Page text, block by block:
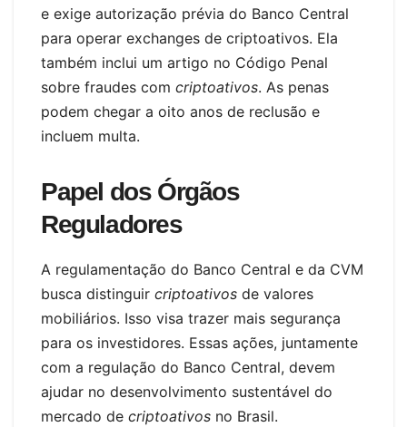
e exige autorização prévia do Banco Central
para operar exchanges de criptoativos. Ela
também inclui um artigo no Código Penal
sobre fraudes com criptoativos. As penas
podem chegar a oito anos de reclusão e
incluem multa.
Papel dos Órgãos
Reguladores
A regulamentação do Banco Central e da CVM
busca distinguir criptoativos de valores
mobiliários. Isso visa trazer mais segurança
para os investidores. Essas ações, juntamente
com a regulação do Banco Central, devem
ajudar no desenvolvimento sustentável do
mercado de criptoativos no Brasil.